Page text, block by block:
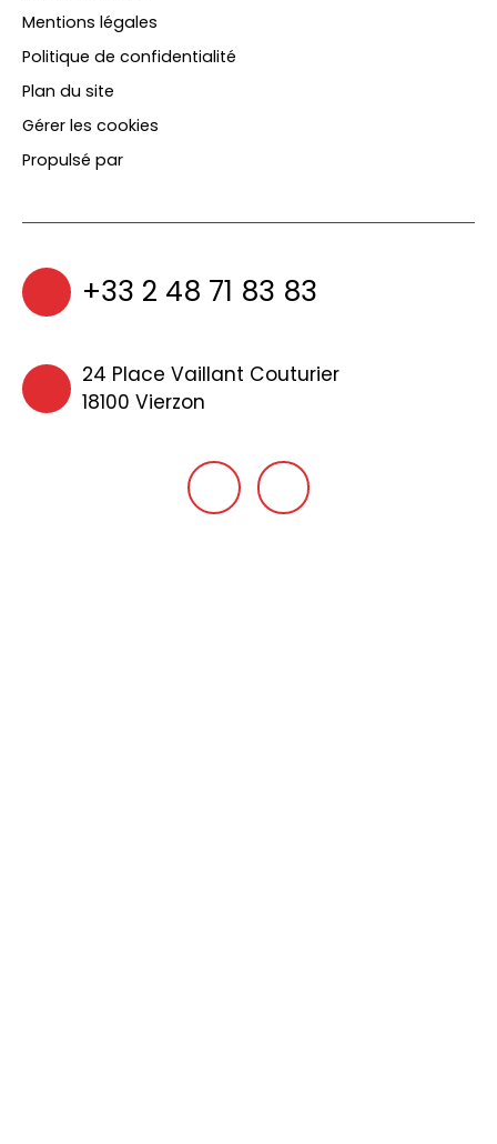
Mentions légales
Politique de confidentialité
Plan du site
Gérer les cookies
Propulsé par
+33 2 48 71 83 83
24 Place Vaillant Couturier
18100 Vierzon